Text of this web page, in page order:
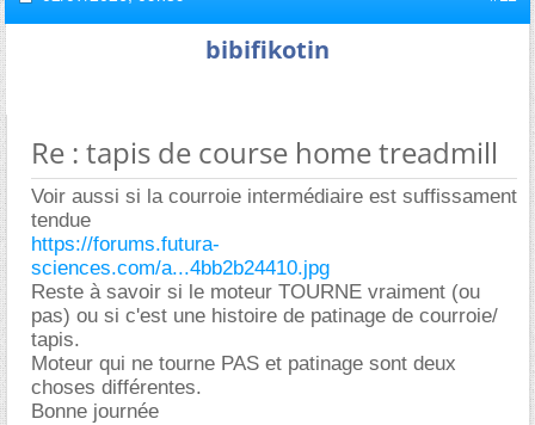
bibifikotin
Re : tapis de course home treadmill
Voir aussi si la courroie intermédiaire est suffissament
tendue
https://forums.futura-
sciences.com/a...4bb2b24410.jpg
Reste à savoir si le moteur TOURNE vraiment (ou
pas) ou si c'est une histoire de patinage de courroie/
tapis.
Moteur qui ne tourne PAS et patinage sont deux
choses différentes.
Bonne journée